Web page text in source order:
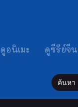
ดูอนิเมะ ดูซีรีย์จีน